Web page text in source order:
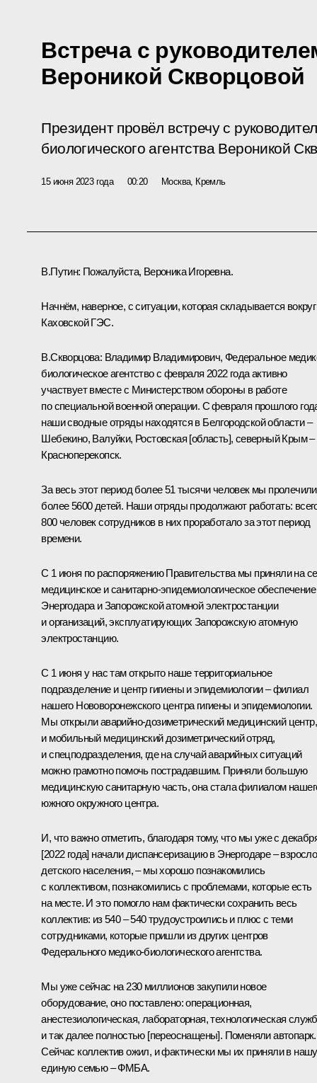
Встреча с
Вероникой Скворцовой
Президент провёл встречу с
биологического агентства Вероникой
15 июня 2023 года 00:20 Москва, Кремль
В.Путин: Пожалуйста, Вероника Игоревна.
Начнём, наверное, с ситуации, которая складывается вокруг
Каховской ГЭС.
В.Скворцова: Владимир Владимирович, Федеральное
биологическое агентство с февраля 2022 года активно
участвует вместе с Министерством обороны в работе
по специальной военной операции. С февраля прошлого
наши сводные отряды находятся в Белгородской области –
Шебекино, Валуйки, Ростовская [область], северный Крым –
Красноперекопск.
За весь этот период более 51 тысячи человек мы
более 5600 детей. Наши отряды продолжают работать:
800 человек сотрудников в них проработало за этот период
времени.
С 1 июня по распоряжению Правительства мы приняли на
медицинское и санитарно-эпидемиологическое обеспечение
Энергодара и Запорожской атомной электростанции
и организаций, эксплуатирующих Запорожскую атомную
электростанцию.
С 1 июня у нас там открыто наше территориальное
подразделение и центр гигиены и эпидемиологии – филиал
нашего Нововоронежского центра гигиены и эпидемиологии.
Мы открыли аварийно-дозиметрический медицинский центр,
и мобильный медицинский дозиметрический отряд,
и спецподразделения, где на случай аварийных ситуаций
можно грамотно помочь пострадавшим. Приняли большую
медицинскую санитарную часть, она стала филиалом
южного окружного центра.
И, что важно отметить, благодаря тому, что мы уже с
[2022 года] начали диспансеризацию в Энергодаре –
детского населения, – мы хорошо познакомились
с коллективом, познакомились с проблемами, которые есть
на месте. И это помогло нам фактически сохранить весь
коллектив: из 540 – 540 трудоустроились и плюс с теми
сотрудниками, которые пришли из других центров
Федерального медико-биологического агентства.
Мы уже сейчас на 230 миллионов закупили новое
оборудование, оно поставлено: операционная,
анестезиологическая, лабораторная, технологическая
и так далее полностью [переоснащены]. Поменяли автопарк.
Сейчас коллектив ожил, и фактически мы их приняли в нашу
единую семью – ФМБА.